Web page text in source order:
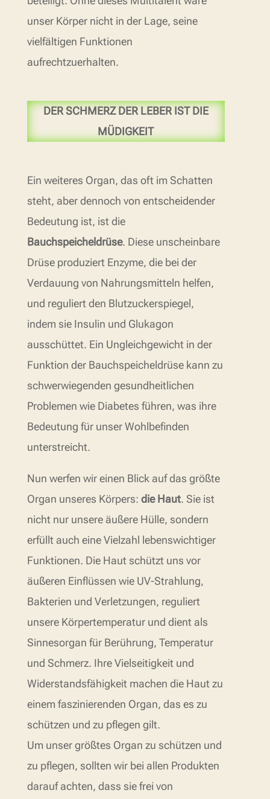
unser Körper nicht in der Lage, seine
vielfältigen Funktionen
aufrechtzuerhalten.
DER SCHMERZ DER LEBER IST DIE
MÜDIGKEIT
Ein weiteres Organ, das oft im Schatten
steht, aber dennoch von entscheidender
Bedeutung ist, ist die
Bauchspeicheldrüse. Diese unscheinbare
Drüse produziert Enzyme, die bei der
Verdauung von Nahrungsmitteln helfen,
und reguliert den Blutzuckerspiegel,
indem sie Insulin und Glukagon
ausschüttet. Ein Ungleichgewicht in der
Funktion der Bauchspeicheldrüse kann zu
schwerwiegenden gesundheitlichen
Problemen wie Diabetes führen, was ihre
Bedeutung für unser Wohlbefinden
unterstreicht.
Nun werfen wir einen Blick auf das größte
Organ unseres Körpers: die Haut. Sie ist
nicht nur unsere äußere Hülle, sondern
erfüllt auch eine Vielzahl lebenswichtiger
Funktionen. Die Haut schützt uns vor
äußeren Einflüssen wie UV-Strahlung,
Bakterien und Verletzungen, reguliert
unsere Körpertemperatur und dient als
Sinnesorgan für Berührung, Temperatur
und Schmerz. Ihre Vielseitigkeit und
Widerstandsfähigkeit machen die Haut zu
einem faszinierenden Organ, das es zu
schützen und zu pflegen gilt.
Um unser größtes Organ zu schützen und
zu pflegen, sollten wir bei allen Produkten
darauf achten, dass sie frei von